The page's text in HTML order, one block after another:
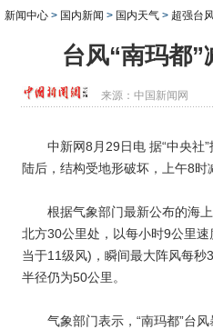
新闻中心 > 国内新闻 > 国内天气 > 超强台
台风“南玛都
来源： 中国新闻网
中新网8月29日电 据“中央社”
陆后，结构受地形破坏，上午8时
根据气象部门最新公布的海上
北方30公里处，以每小时9公里
当于11级风)，瞬间最大阵风每
半径仍为50公里。
气象部门表示，“南玛都”台风